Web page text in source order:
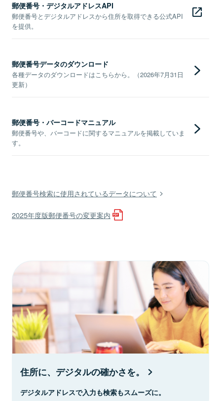
郵便番号・デジタルアドレスAPI
郵便番号とデジタルアドレスから住所を取得できる公式API
を提供。
郵便番号データのダウンロード
各種データのダウンロードはこちらから。（2026年7月31日
更新）
郵便番号・バーコードマニュアル
郵便番号や、バーコードに関するマニュアルを掲載していま
す。
郵便番号検索に使用されているデータについて
2025年度版郵便番号の変更案内
住所に、デジタルの確かさを。
デジタルアドレスで入力も検索もスムーズに。